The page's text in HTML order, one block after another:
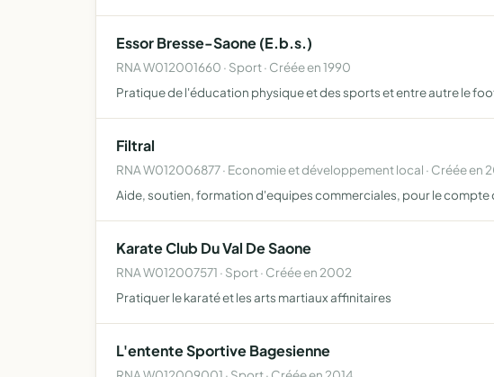
Essor Bresse-Saone (E.b.s.)
RNA W012001660 · Sport · Créée en 1990
Pratique de l'éducation physique et des sports et entre autre le
Filtral
RNA W012006877 · Economie et développement local · Créée en
Aide, soutien, formation d'equipes commerciales, pour le
Karate Club Du Val De Saone
RNA W012007571 · Sport · Créée en 2002
Pratiquer le karaté et les arts martiaux affinitaires
L'entente Sportive Bagesienne